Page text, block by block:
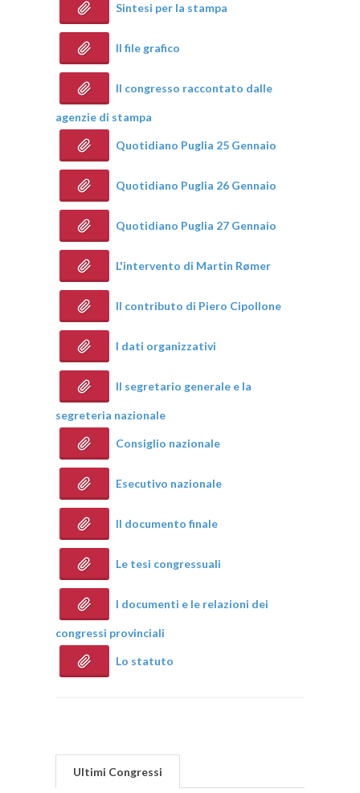
Sintesi per la stampa
Il file grafico
Il congresso raccontato dalle
agenzie di stampa
Quotidiano Puglia 25 Gennaio
Quotidiano Puglia 26 Gennaio
Quotidiano Puglia 27 Gennaio
L'intervento di Martin Rømer
Il contributo di Piero Cipollone
I dati organizzativi
Il segretario generale e la
segreteria nazionale
Consiglio nazionale
Esecutivo nazionale
Il documento finale
Le tesi congressuali
I documenti e le relazioni dei
congressi provinciali
Lo statuto
Ultimi Congressi